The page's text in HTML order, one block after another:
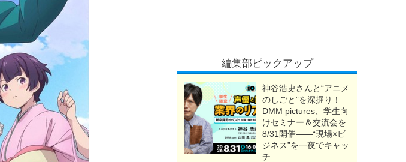
編集部ピックアップ
神谷浩史さんと“アニメ
のしごと”を深掘り！
DMM pictures、学生向
けセミナー＆交流会を
8/31開催――“現場×ビ
ジネス”を一夜でキャッ
チ